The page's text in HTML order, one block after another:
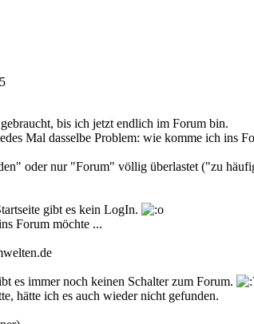
bis ich jetzt endlich im Forum bin.
Mal dasselbe Problem: wie komme ich ins
oder nur "Forum" völlig überlastet ("zu
gibt es kein LogIn.
Forum möchte ...
es immer noch keinen Schalter zum Forum.
hätte ich es auch wieder nicht gefunden.